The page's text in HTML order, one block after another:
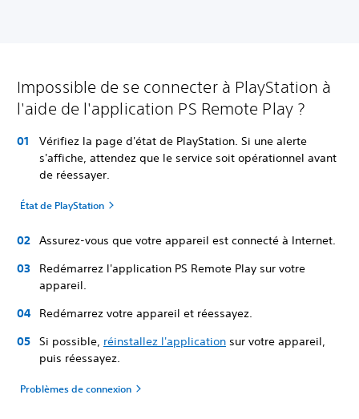
Impossible de se connecter à PlayStation à
l'aide de l'application PS Remote Play ?
Vérifiez la page d'état de PlayStation. Si une alerte
s'affiche, attendez que le service soit opérationnel avant
de réessayer.
État de PlayStation
Assurez-vous que votre appareil est connecté à Internet.
Redémarrez l'application PS Remote Play sur votre
appareil.
Redémarrez votre appareil et réessayez.
Si possible, réinstallez l'application sur votre appareil,
puis réessayez.
Problèmes de connexion